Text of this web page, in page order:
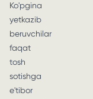
Ko'pgina
yetkazib
beruvchilar
faqat
tosh
sotishga
e'tibor